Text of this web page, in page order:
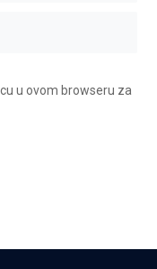
u ovom browseru za